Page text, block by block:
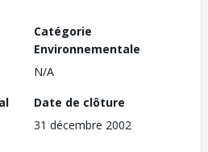
Catégorie
Environnementale
N/A
Date de clôture
31 décembre 2002